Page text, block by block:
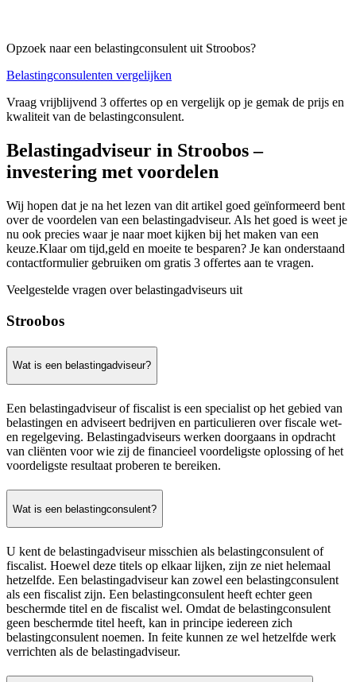
Opzoek naar een belastingconsulent uit Stroobos?
Belastingconsulenten vergelijken
Vraag vrijblijvend 3 offertes op en vergelijk op je gemak de prijs en
kwaliteit van de belastingconsulent.
Belastingadviseur in Stroobos –
investering met voordelen
Wij hopen dat je na het lezen van dit artikel goed geïnformeerd bent
over de voordelen van een belastingadviseur. Als het goed is weet je
nu ook precies waar je naar moet kijken bij het maken van een
keuze.Klaar om tijd,geld en moeite te besparen? Je kan onderstaand
contactformulier gebruiken om gratis 3 offertes aan te vragen.
Veelgestelde vragen over belastingadviseurs uit
Stroobos
Wat is een belastingadviseur?
Een belastingadviseur of fiscalist is een specialist op het gebied van
belastingen en adviseert bedrijven en particulieren over fiscale wet-
en regelgeving. Belastingadviseurs werken doorgaans in opdracht
van cliënten voor wie zij de financieel voordeligste oplossing of het
voordeligste resultaat proberen te bereiken.
Wat is een belastingconsulent?
U kent de belastingadviseur misschien als belastingconsulent of
fiscalist. Hoewel deze titels op elkaar lijken, zijn ze niet helemaal
hetzelfde. Een belastingadviseur kan zowel een belastingconsulent
als een fiscalist zijn. Een belastingconsulent heeft echter geen
beschermde titel en de fiscalist wel. Omdat de belastingconsulent
geen beschermde titel heeft, kan in principe iedereen zich
belastingconsulent noemen. In feite kunnen ze wel hetzelfde werk
verrichten als de belastingadviseur.